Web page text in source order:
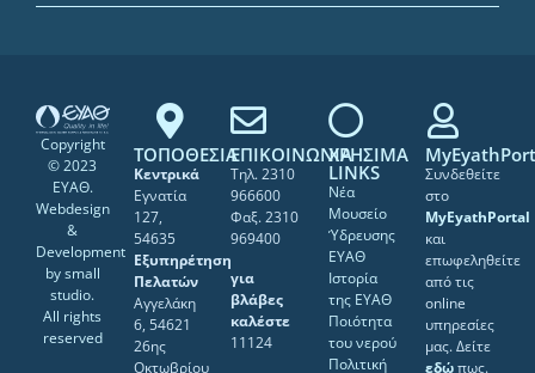
Copyright
© 2023
ΕΥΑΘ.
Webdesign
&
Development
bysmall
studio.
All rights
reserved
ΤΟΠΟΘΕΣΙΑ
Κεντρικά
Εγνατία
127,
54635
Εξυπηρέτηση
Πελατών
Αγγελάκη
6, 54621
26ης
Οκτωβρίου
ΕΠΙΚΟΙΝΩΝΙΑ
Τηλ. 2310
966600
Φαξ. 2310
969400
για
βλάβες
καλέστε
11124
ΧΡΗΣΙΜΑ
LINKS
Νέα
Μουσείο
Ύδρευσης
ΕΥΑΘ
Ιστορία
της ΕΥΑΘ
Ποιότητα
του νερού
Πολιτική
Συνδεθείτε
στο
MyEyathPortal
και
επωφεληθείτε
από τις
online
υπηρεσίες
μας. Δείτε
εδώπως.